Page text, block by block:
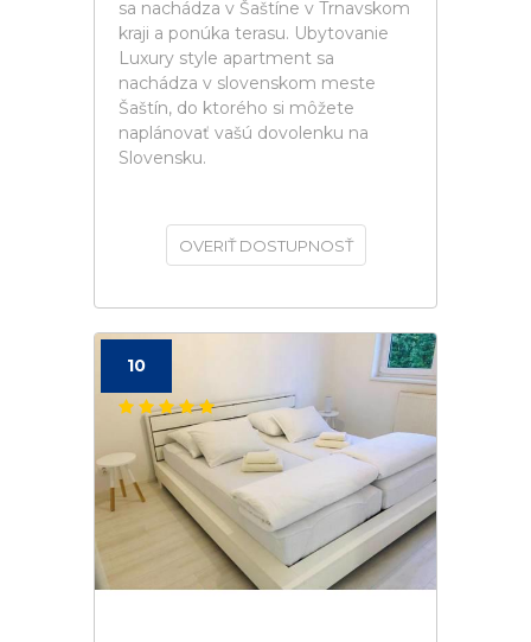
sa nachádza v Šaštíne v Trnavskom
kraji a ponúka terasu. Ubytovanie
Luxury style apartment sa
nachádza v slovenskom meste
Šaštín, do ktorého si môžete
naplánovať vašú dovolenku na
Slovensku.
OVERIŤ DOSTUPNOSŤ
10